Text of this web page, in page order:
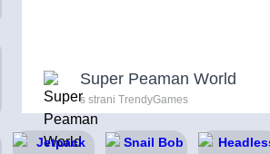
Super Peaman World
s strani TrendyGames